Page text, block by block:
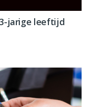
jarige leeftijd